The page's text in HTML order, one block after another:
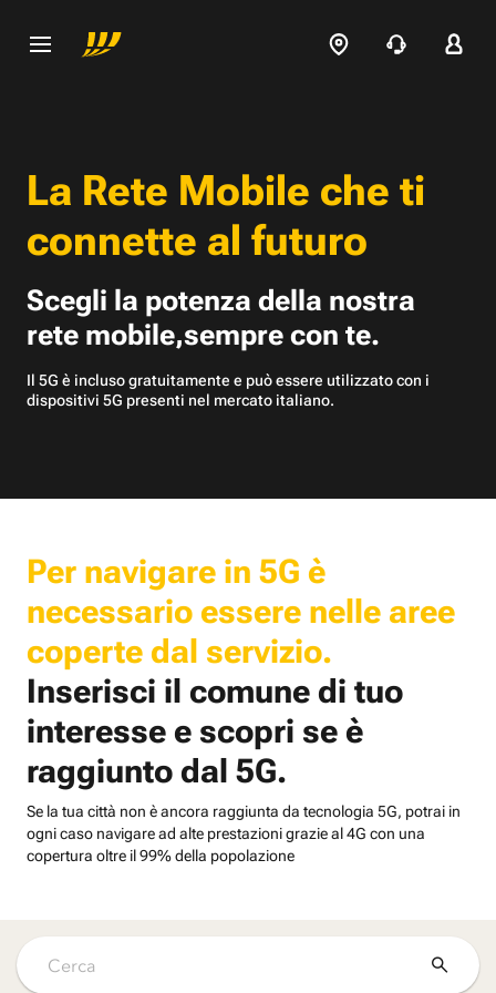
La Rete Mobile che ti
connette al futuro
Scegli la potenza della nostra
rete mobile,sempre con te.
Il 5G è incluso gratuitamente e può essere utilizzato con i
dispositivi 5G presenti nel mercato italiano.
Per navigare in 5G è
necessario essere nelle aree
coperte dal servizio.
Inserisci il comune di tuo
interesse e scopri se è
raggiunto dal 5G.
Se la tua città non è ancora raggiunta da tecnologia 5G, potrai in
ogni caso navigare ad alte prestazioni grazie al 4G con una
copertura oltre il 99% della popolazione